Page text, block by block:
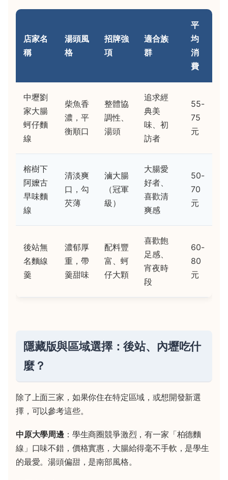
店家名
稱
湯頭風
格
招牌強
項
適合族
群
平
均
消
費
中壢劉
家大腸
蚵仔麵
線
柴魚香
濃，平
衡順口
整體協
調性、
湯頭
追求經
典美
味、初
訪者
55-
75
元
榕樹下
阿嬤古
早味麵
線
清淡爽
口，勾
芡薄
滷大腸
（冠軍
級）
大腸愛
好者、
喜歡清
爽感
50-
70
元
後站無
名麵線
羹
濃郁厚
重，帶
羹甜味
配料豐
富、蚵
仔大顆
喜歡飽
足感、
宵夜時
段
60-
80
元
隱藏版與區域選擇：後站、內壢吃什
麼？
除了上面三家，如果你住在特定區域，或想開發新選
擇，可以參考這些。
中原大學周邊：學生商圈競爭激烈，有一家「柏德麵
線」口味不錯，價格實惠，大腸給得毫不手軟，是學生
的最愛。湯頭偏甜，是南部風格。